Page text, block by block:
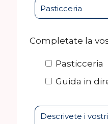
Completate la
Pasticceria
Guida in